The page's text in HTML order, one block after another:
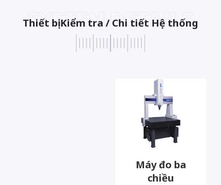
SYSTEM DETAILS
Thiết bị Kiểm tra / Chi tiết Hệ thống
Máy đo ba
chiều